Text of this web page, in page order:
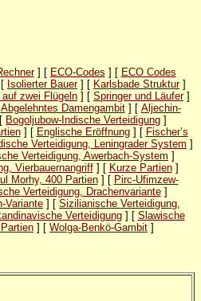
] [ ECO-Codes ] [ ECO Codes
Isolierter Bauer] [ Karlsbade Struktur]
zwei Flügeln ] [ Springer und Läufer]
Abgelehntes Damengambit] [ Aljechin-
Bogoljubow-Indische Verteidigung ]
] [ Englische Eröffnung] [ Fischer’s
Verteidigung, Leningrader System ]
Verteidigung, Awerbach-System ]
Vierbauernangriff] [ Kurze Partien]
Morhy, 400 Partien] [ Pirc-Ufimzew-
Verteidigung, Drachenvariante]
Variante ] [ Sizilianische Verteidigung,
Verteidigung] [ Slawische
] [ Wolga-Benkö-Gambit ]